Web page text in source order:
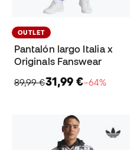
OUTLET
Pantalón largo Italia x
Originals Fanswear
89,99 €31,99 €−64%